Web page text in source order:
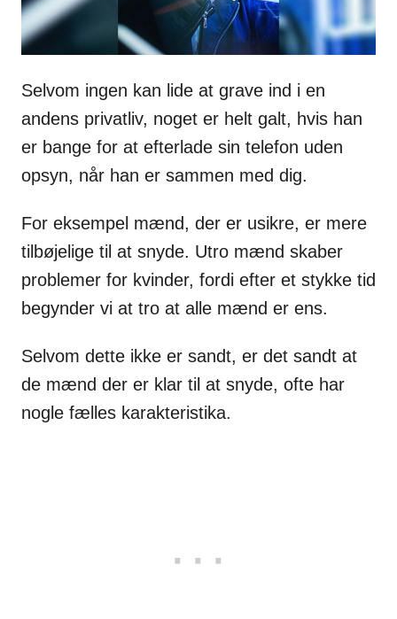
Selvom ingen kan lide at grave ind i en
andens privatliv, noget er helt galt, hvis han
er bange for at efterlade sin telefon uden
opsyn, når han er sammen med dig.
For eksempel mænd, der er usikre, er mere
tilbøjelige til at snyde. Utro mænd skaber
problemer for kvinder, fordi efter et stykke tid
begynder vi at tro at alle mænd er ens.
Selvom dette ikke er sandt, er det sandt at
de mænd der er klar til at snyde, ofte har
nogle fælles karakteristika.